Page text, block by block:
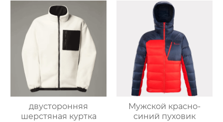
двусторонняя
шерстяная куртка
Мужской красно-
синий пуховик